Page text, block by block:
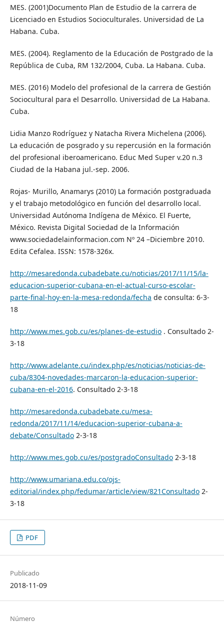
MES. (2001)Documento Plan de Estudio de la carrera de
Licenciado en Estudios Socioculturales. Universidad de La
Habana. Cuba.
MES. (2004). Reglamento de la Educación de Postgrado de la
República de Cuba, RM 132/2004, Cuba. La Habana. Cuba.
MES. (2016) Modelo del profesional de la carrera de Gestión
Sociocultural para el Desarrollo. Universidad de La Habana.
Cuba.
Lidia Manzo Rodríguez y Natacha Rivera Michelena (2006).
La educación de posgrado y su repercusión en la formación
del profesional iberoamericano. Educ Med Super v.20 n.3
Ciudad de la Habana jul.-sep. 2006.
Rojas- Murillo, Anamarys (2010) La formación postgraduada
y el trabajo metodológico en función del desarrollo local.
Universidad Autónoma Indígena de México. El Fuerte,
México. Revista Digital Sociedad de la Información
www.sociedadelainformacion.com Nº 24 –Diciembre 2010.
Edita Cefalea. ISSN: 1578-326x.
http://mesaredonda.cubadebate.cu/noticias/2017/11/15/la-
educacion-superior-cubana-en-el-actual-curso-escolar-
parte-final-hoy-en-la-mesa-redonda/fecha de consulta: 6-3-
18
http://www.mes.gob.cu/es/planes-de-estudio. Consultado 2-
3-18
http://www.adelante.cu/index.php/es/noticias/noticias-de-
cuba/8304-novedades-marcaron-la-educacion-superior-
cubana-en-el-2016. Consultado 2-3-18
http://mesaredonda.cubadebate.cu/mesa-
redonda/2017/11/14/educacion-superior-cubana-a-
debate/Consultado2-3-18
http://www.mes.gob.cu/es/postgradoConsultado2-3-18
http://www.umariana.edu.co/ojs-
editorial/index.php/fedumar/article/view/821Consultado2-
3-18
PDF
Publicado
2018-11-09
Número